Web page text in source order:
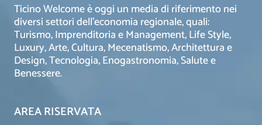
Ticino Welcome è oggi un media di riferimento nei
diversi settori dell’economia regionale, quali:
Turismo, Imprenditoria e Management, Life Style,
Luxury, Arte, Cultura, Mecenatismo, Architettura e
Design, Tecnologia, Enogastronomia, Salute e
Benessere.
AREA RISERVATA